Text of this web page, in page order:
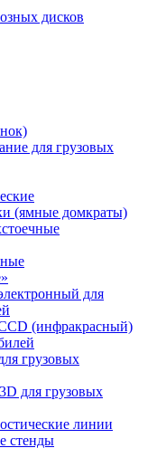
дисков
для грузовых
(ямные домкраты)
для
(инфракрасный)
грузовых
для грузовых
линии
стенды